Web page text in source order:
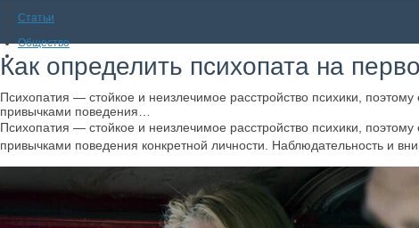
Статьи
Общество
Как определить психопата на
Психопатия — стойкое и неизлечимое расстройство психики,
привычками поведения…
Психопатия — стойкое и неизлечимое расстройство психики,
привычками поведения конкретной личности. Наблюдательность и